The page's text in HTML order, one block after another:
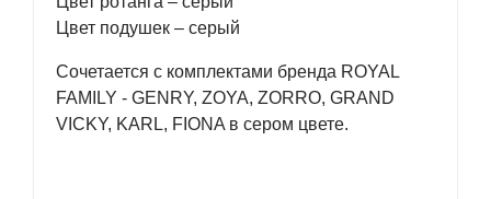
Цвет подушек – серый
Сочетается с комплектами бренда ROYAL
FAMILY - GENRY, ZOYA, ZORRO, GRAND
VICKY, KARL, FIONA в сером цвете.